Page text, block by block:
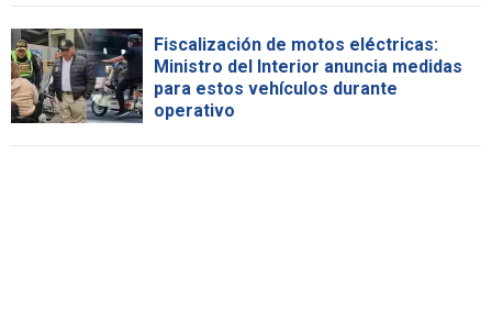
Fiscalización de motos eléctricas:
Ministro del Interior anuncia medidas
para estos vehículos durante
operativo